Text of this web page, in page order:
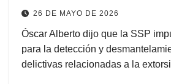
26 DE MAYO DE 2026
Óscar Alberto dijo que la SSP
para la detección y
delictivas relacionadas a la